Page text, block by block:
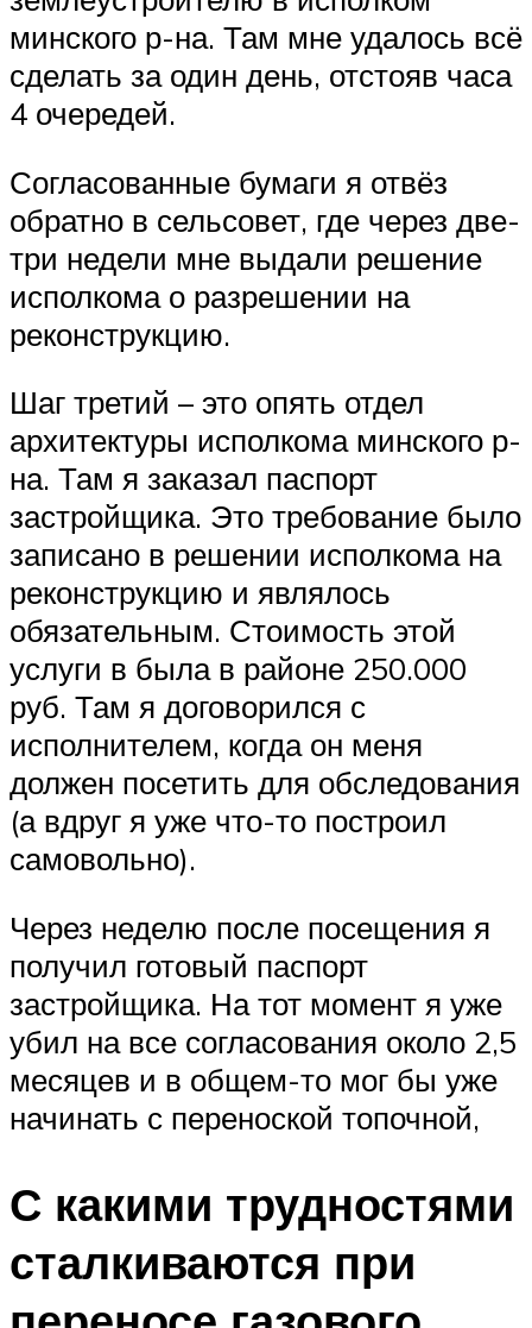
минского р-на. Там мне удалось всё
сделать за один день, отстояв часа
4 очередей.
Согласованные бумаги я отвёз
обратно в сельсовет, где через две-
три недели мне выдали решение
исполкома о разрешении на
реконструкцию.
Шаг третий – это опять отдел
архитектуры исполкома минского р-
на. Там я заказал паспорт
застройщика. Это требование было
записано в решении исполкома на
реконструкцию и являлось
обязательным. Стоимость этой
услуги в была в районе 250.000
руб. Там я договорился с
исполнителем, когда он меня
должен посетить для обследования
(а вдруг я уже что-то построил
самовольно).
Через неделю после посещения я
получил готовый паспорт
застройщика. На тот момент я уже
убил на все согласования около 2,5
месяцев и в общем-то мог бы уже
начинать с переноской топочной,
С какими трудностями
сталкиваются при